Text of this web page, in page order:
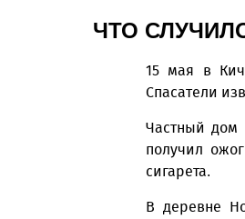
ЧТО
15 мая в
Спасатели
Частный дом
получил
сигарета.
В деревне